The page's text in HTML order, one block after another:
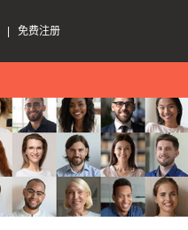
免费注册